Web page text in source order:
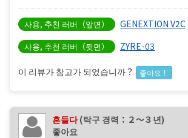
사용, 추천 러버（앞면） GENEXTION V2C
사용, 추천 러버（뒷면） ZYRE-03
이 리뷰가 참고가 되었습니까？ 좋아요！
흔들다(탁구 경력：２〜３년)
좋아요